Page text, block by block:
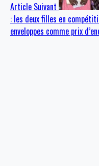
Article Suivant
: les deux filles en
enveloppes comme prix